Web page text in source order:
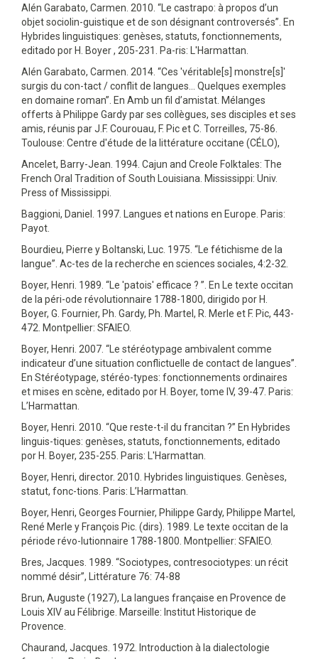
Alén Garabato, Carmen. 2010. “Le castrapo: à propos d’un
objet sociolin-guistique et de son désignant controversés”. En
Hybrides linguistiques: genèses, statuts, fonctionnements,
editado por H. Boyer , 205-231. Pa-ris: L'Harmattan.
Alén Garabato, Carmen. 2014. “Ces 'véritable[s] monstre[s]'
surgis du con-tact / conflit de langues… Quelques exemples
en domaine roman”. En Amb un fil d’amistat. Mélanges
offerts à Philippe Gardy par ses collègues, ses disciples et ses
amis, réunis par J.F. Courouau, F. Pic et C. Torreilles, 75-86.
Toulouse: Centre d'étude de la littérature occitane (CÉLO),
Ancelet, Barry-Jean. 1994. Cajun and Creole Folktales: The
French Oral Tradition of South Louisiana. Mississippi: Univ.
Press of Mississippi.
Baggioni, Daniel. 1997. Langues et nations en Europe. Paris:
Payot.
Bourdieu, Pierre y Boltanski, Luc. 1975. “Le fétichisme de la
langue”. Ac-tes de la recherche en sciences sociales, 4:2-32.
Boyer, Henri. 1989. “Le 'patois' efficace ? ”. En Le texte occitan
de la péri-ode révolutionnaire 1788-1800, dirigido por H.
Boyer, G. Fournier, Ph. Gardy, Ph. Martel, R. Merle et F. Pic, 443-
472. Montpellier: SFAIEO.
Boyer, Henri. 2007. “Le stéréotypage ambivalent comme
indicateur d’une situation conflictuelle de contact de langues”.
En Stéréotypage, stéréo-types: fonctionnements ordinaires
et mises en scène, editado por H. Boyer, tome IV, 39-47. Paris:
L’Harmattan.
Boyer, Henri. 2010. “Que reste-t-il du francitan ?” En Hybrides
linguis-tiques: genèses, statuts, fonctionnements, editado
por H. Boyer, 235-255. Paris: L'Harmattan.
Boyer, Henri, director. 2010. Hybrides linguistiques. Genèses,
statut, fonc-tions. Paris: L’Harmattan.
Boyer, Henri, Georges Fournier, Philippe Gardy, Philippe Martel,
René Merle y François Pic. (dirs). 1989. Le texte occitan de la
période révo-lutionnaire 1788-1800. Montpellier: SFAIEO.
Bres, Jacques. 1989. “Sociotypes, contresociotypes: un récit
nommé désir”, Littérature 76: 74-88
Brun, Auguste (1927), La langues française en Provence de
Louis XIV au Félibrige. Marseille: Institut Historique de
Provence.
Chaurand, Jacques. 1972. Introduction à la dialectologie